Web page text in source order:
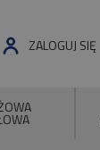
ZALOGUJ SIĘ